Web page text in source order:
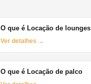
O que é Locação de lounges
Ver detalhes →
O que é Locação de palco